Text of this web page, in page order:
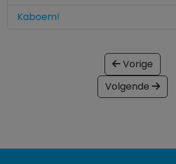
Kaboem!
Vorige
Volgende